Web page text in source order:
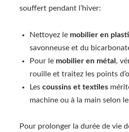
souffert pendant l’hiver:
Nettoyez le mobilier en
savonneuse et du
Pour le mobilier en métal,
rouille et traitez les points
Les coussins et textiles
machine ou à la main selon
Pour prolonger la durée de vie